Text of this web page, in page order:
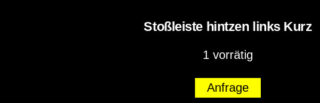
Stoßleiste hintzen links Kurz
1 vorrätig
Anfrage